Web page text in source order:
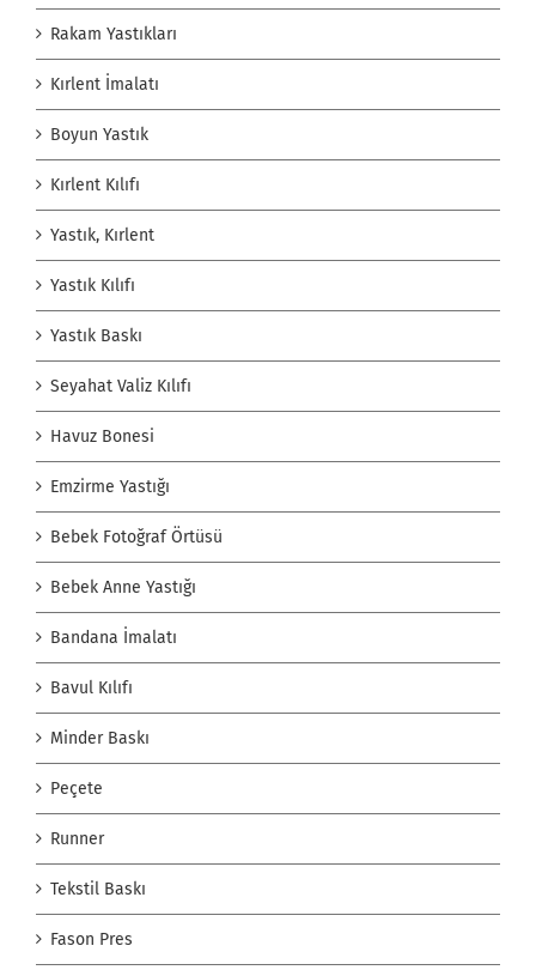
Rakam Yastıkları
Kırlent İmalatı
Boyun Yastık
Kırlent Kılıfı
Yastık, Kırlent
Yastık Kılıfı
Yastık Baskı
Seyahat Valiz Kılıfı
Havuz Bonesi
Emzirme Yastığı
Bebek Fotoğraf Örtüsü
Bebek Anne Yastığı
Bandana İmalatı
Bavul Kılıfı
Minder Baskı
Peçete
Runner
Tekstil Baskı
Fason Pres